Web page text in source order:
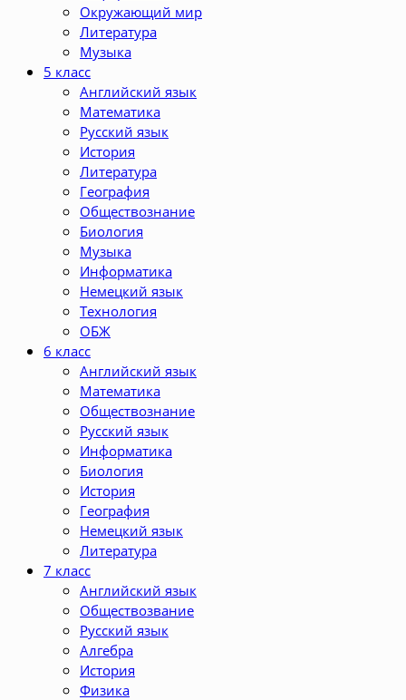
Окружающий мир
Литература
Музыка
5 класс
Английский язык
Математика
Русский язык
История
Литература
География
Обществознание
Биология
Музыка
Информатика
Немецкий язык
Технология
ОБЖ
6 класс
Английский язык
Математика
Обществознание
Русский язык
Информатика
Биология
История
География
Немецкий язык
Литература
7 класс
Английский язык
Обществозвание
Русский язык
Алгебра
История
Физика